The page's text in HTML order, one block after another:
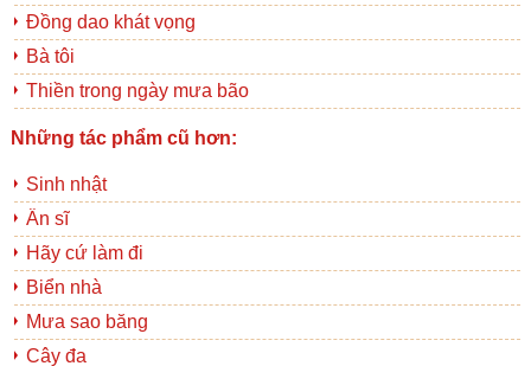
Đồng dao khát vọng
Bà tôi
Thiền trong ngày mưa bão
Những tác phẩm cũ hơn:
Sinh nhật
Ẩn sĩ
Hãy cứ làm đi
Biển nhà
Mưa sao băng
Cây đa